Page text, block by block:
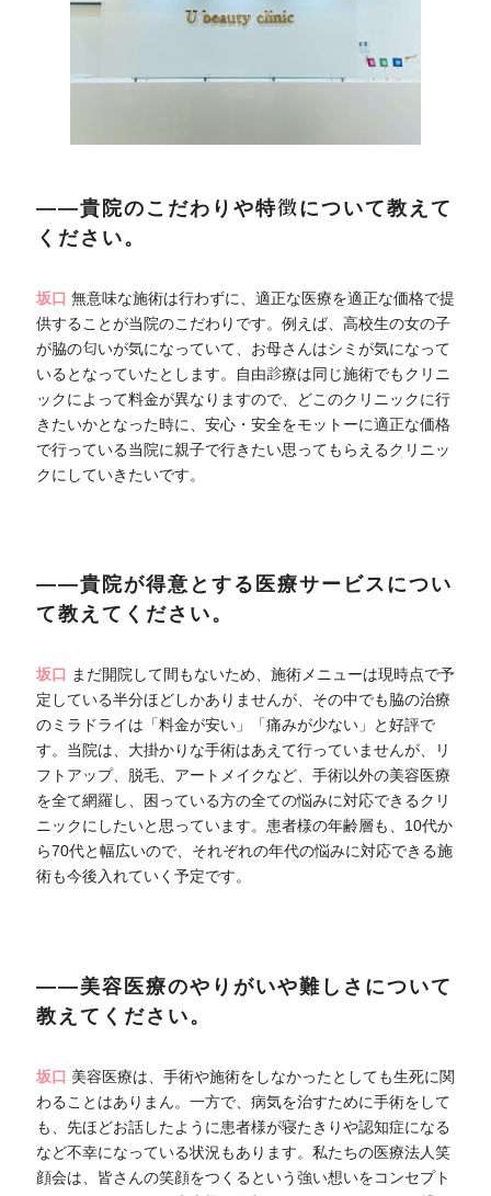
――貴院のこだわりや特徴について教えて
ください。
坂口無意味な施術は行わずに、適正な医療を適正な価格で提
供することが当院のこだわりです。例えば、高校生の女の子
が脇の匂いが気になっていて、お母さんはシミが気になって
いるとなっていたとします。自由診療は同じ施術でもクリニ
ックによって料金が異なりますので、どこのクリニックに行
きたいかとなった時に、安心・安全をモットーに適正な価格
で行っている当院に親子で行きたい思ってもらえるクリニッ
クにしていきたいです。
――貴院が得意とする医療サービスについ
て教えてください。
坂口 まだ開院して間もないため、施術メニューは現時点で予
定している半分ほどしかありませんが、その中でも脇の治療
のミラドライは「料金が安い」「痛みが少ない」と好評で
す。当院は、大掛かりな手術はあえて行っていませんが、リ
フトアップ、脱毛、アートメイクなど、手術以外の美容医療
を全て網羅し、困っている方の全ての悩みに対応できるクリ
ニックにしたいと思っています。患者様の年齢層も、10代か
ら70代と幅広いので、それぞれの年代の悩みに対応できる施
術も今後入れていく予定です。
――美容医療のやりがいや難しさについて
教えてください。
坂口 美容医療は、手術や施術をしなかったとしても生死に関
わることはありまん。一方で、病気を治すために手術をして
も、先ほどお話したように患者様が寝たきりや認知症になる
など不幸になっている状況もあります。私たちの医療法人笑
顔会は、皆さんの笑顔をつくるという強い想いをコンセプト